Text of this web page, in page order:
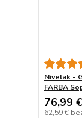
Nivelak -
FARBA
76,99 €
62,59 €